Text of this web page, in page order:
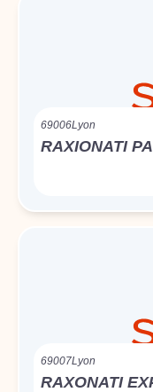
69006Lyon
RAXIONATI
69007Lyon
RAXONATI